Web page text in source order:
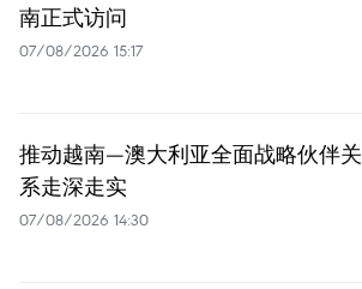
南正式访问
07/08/2026 15:17
推动越南—澳大利亚全面战略伙伴关
系走深走实
07/08/2026 14:30